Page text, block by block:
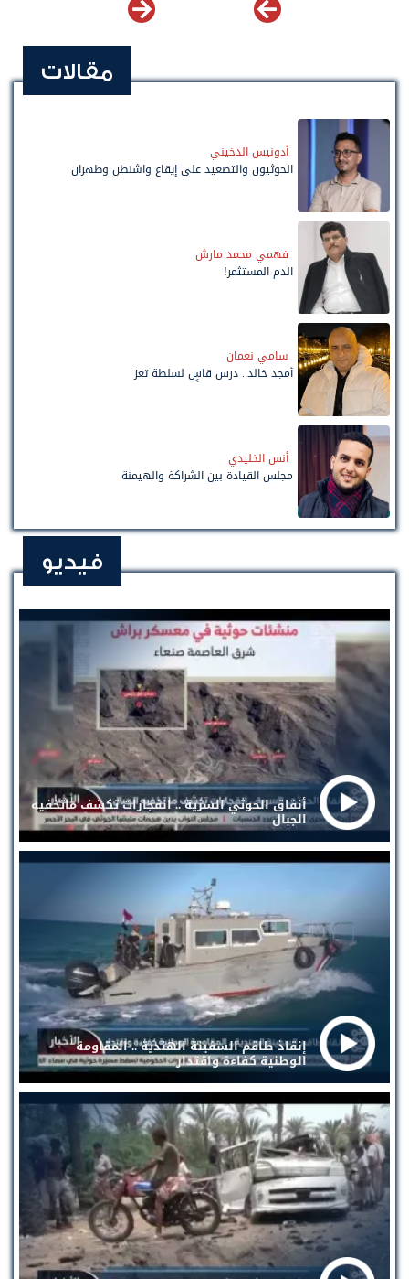
مقالات
أدونيس الدخيني
الحوثيون والتصعيد على إيقاع واشنطن وطهران
فهمي محمد مارش
الدم المستثمر!
سامي نعمان
أمجد خالد.. درس قاسٍ لسلطة تعز
أنس الخليدي
مجلس القيادة بين الشراكة والهيمنة
فيديو
أنفاق الحوثي السرية .. انفجارات تكشف ماتخفيه
الجبال
إنقاذ طاقم السفينة الهندية .. المقاومة
الوطنية كفاءة واقتدار